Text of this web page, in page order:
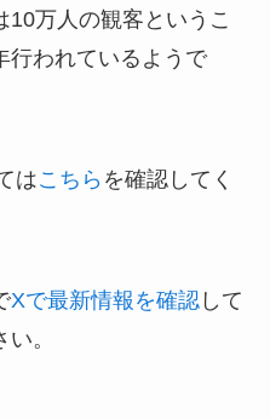
10万人の観客というこ
行われているようで
はこちら を確認してく
Xで最新情報を確認して
。